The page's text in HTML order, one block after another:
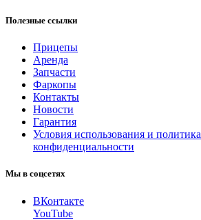
Полезные ссылки
Прицепы
Аренда
Запчасти
Фаркопы
Контакты
Новости
Гарантия
Условия использования и политика
конфиденциальности
Мы в соцсетях
ВКонтакте
YouTube